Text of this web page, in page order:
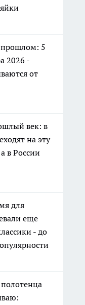
прошлом: 5
2026 -
от
век: в
на эту
в России
для
еще
- до